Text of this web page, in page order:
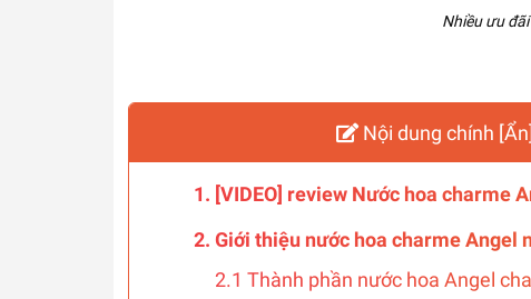
Nhiều ưu
Nội dung chính [Ẩn]
1. [VIDEO] review Nước hoa charme
2. Giới thiệu nước hoa charme Angel
2.1 Thành phần nước hoa Angel